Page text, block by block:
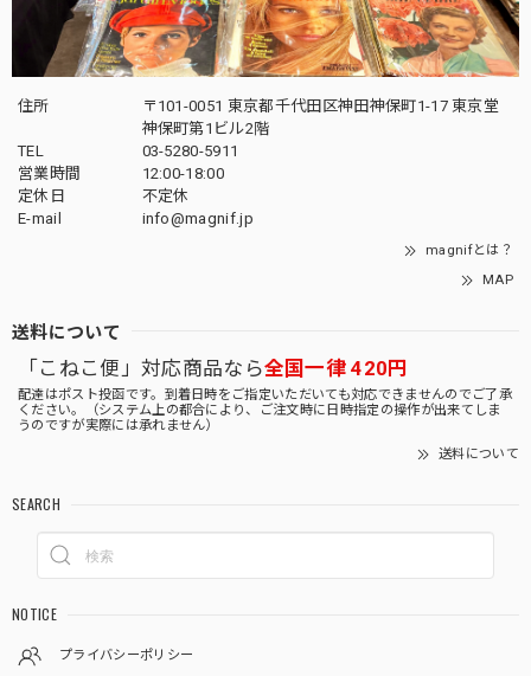
住所
〒101-0051 東京都千代田区神田神保町1-17 東京堂
神保町第1ビル2階
TEL
03-5280-5911
営業時間
12:00-18:00
定休日
不定休
E-mail
info@magnif.jp
magnifとは？
MAP
送料について
「こねこ便」対応商品なら全国一律 420円
配達はポスト投函です。到着日時をご指定いただいても対応できませんのでご了承
ください。（システム上の都合により、ご注文時に日時指定の操作が出来てしま
うのですが実際には承れません）
送料について
SEARCH
NOTICE
プライバシーポリシー